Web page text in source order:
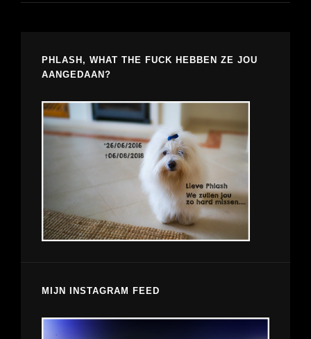
PHLASH, WHAT THE FUCK HEBBEN ZE JOU
AANGEDAAN?
MIJN INSTAGRAM FEED